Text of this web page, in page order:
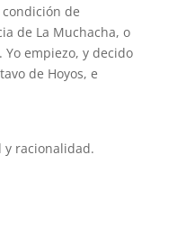
de
de La Muchacha, o
empiezo, y decido
de Hoyos, e
racionalidad.